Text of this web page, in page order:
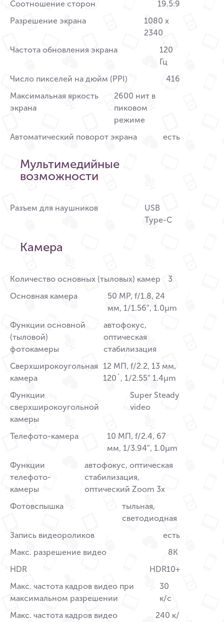
Соотношение сторон
19.5:9
Разрешение экрана
1080 x
2340
Частота обновления экрана
120
Гц
Число пикселей на дюйм (PPI)
416
Максимальная яркость
экрана
2600 нит в
пиковом
режиме
Автоматический поворот экрана
есть
Мультимедийные
возможности
Разъем для наушников
USB
Type-C
Камера
Количество основных (тыловых) камер
3
Основная камера
50 MP, f/1.8, 24
мм, 1/1.56″, 1.0µm
Функции основной
(тыловой)
фотокамеры
автофокус,
оптическая
стабилизация
Сверхширокоугольная
камера
12 МП, f/2.2, 13 мм,
120˚, 1/2.55″ 1.4µm
Функции
сверхширокоугольной
камеры
Super Steady
video
Телефото-камера
10 МП, f/2.4, 67
мм, 1/3.94″, 1.0µm
Функции
телефото-
камеры
автофокус, оптическая
стабилизация,
оптический Zoom 3x
Фотовспышка
тыльная,
светодиодная
Запись видеороликов
есть
Макс. разрешение видео
8K
HDR
HDR10+
Макс. частота кадров видео при
максимальном разрешении
30
к/c
Макс. частота кадров видео
240 к/